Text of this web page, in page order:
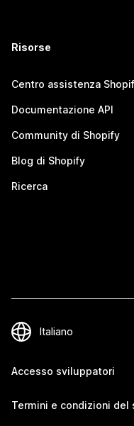
Risorse
Centro assistenza
Documentazione API
Community di Shopify
Blog di Shopify
Ricerca
Accesso sviluppatori
Termini e condizioni del